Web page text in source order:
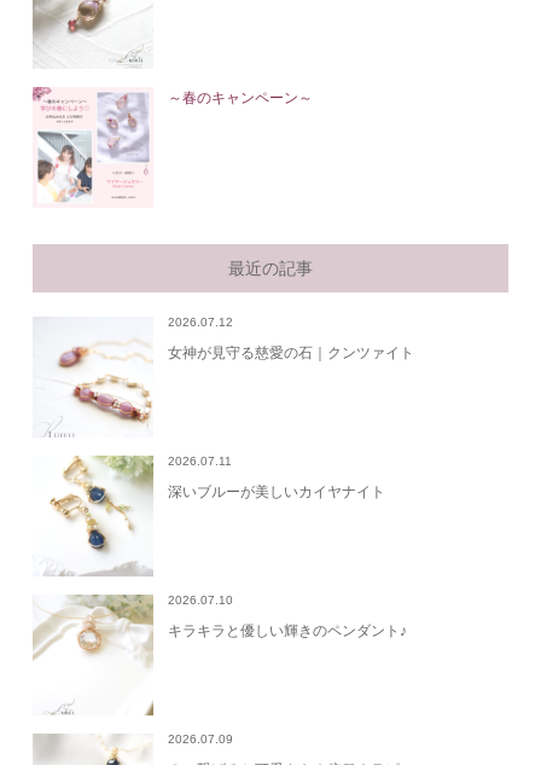
～春のキャンペーン～
最近の記事
2026.07.12
女神が見守る慈愛の石｜クンツァイト
2026.07.11
深いブルーが美しいカイヤナイト
2026.07.10
キラキラと優しい輝きのペンダント♪
2026.07.09